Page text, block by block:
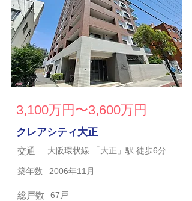
3,100万円〜3,600万円
クレアシティ大正
交通 大阪環状線 「大正」駅 徒歩6分
築年数 2006年11月
総戸数 67戸